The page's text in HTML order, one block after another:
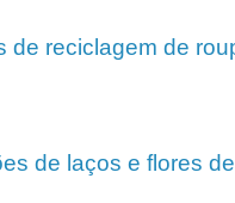
de reciclagem de
de laços e flores